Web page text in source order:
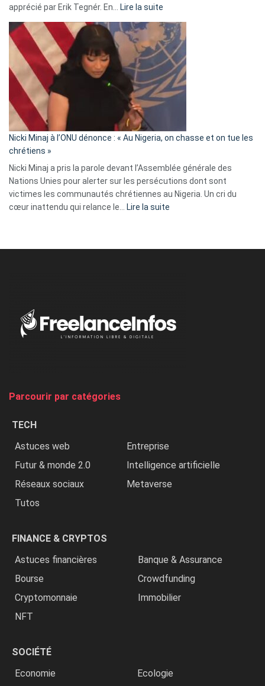
apprécié par Erik Tegnér. En…
Lire la suite
Tegnér
exulte
« Zemmour
a
tout
parle
ses
tripes »
Nicki Minaj à l’ONU dénonce : « Au Nigeria, on chasse et on tue les
chrétiens »
Nicki Minaj a pris la parole devant l’Assemblée générale des
Nations Unies pour alerter sur les persécutions dont sont
victimes les communautés chrétiennes au Nigeria. Un cri du
cœur inattendu qui relance le…
Lire la suite
Nigeria,
Parcourir par catégories
TECH
Astuces web
Entreprise
Futur & monde 2.0
Intelligence artificielle
Réseaux sociaux
Metaverse
Tutos
FINANCE & CRYPTOS
Astuces financières
Banque & Assurance
Bourse
Crowdfunding
Cryptomonnaie
Immobilier
NFT
SOCIÉTÉ
Economie
Ecologie